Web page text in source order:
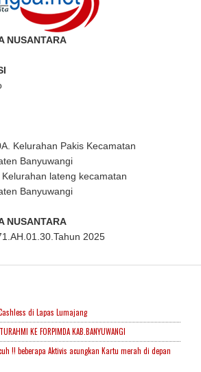
NUSANTARA
Kelurahan Pakis Kecamatan
Banyuwangi
lateng kecamatan
Banyuwangi
NUSANTARA
2025
di Lapas Lumajang
KE FORPIMDA KAB.BANYUWANGI
!! beberapa Aktivis acungkan Kartu merah di depan